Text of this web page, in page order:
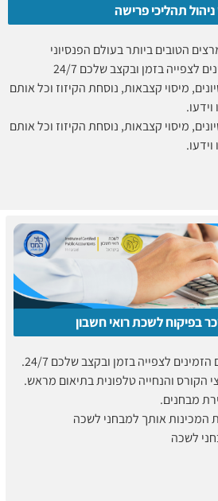
תהליכי פרישה
הטובים ביותר בעולם הפנסיוני
לצפייה בזמן ובקצב שלכם 24/7
מיסוי קצבאות, נוסחת הקיזוז וכל אותם
מיסוי קצבאות, נוסחת הקיזוז וכל אותם
בפיקוח לשכת רואי חשבון
לצפייה בזמן ובקצב שלכם 24/7.
הקורס והנחייה טלפונית בתיאום מראש.
המכינות אותך למבחני לשכה
לשכה